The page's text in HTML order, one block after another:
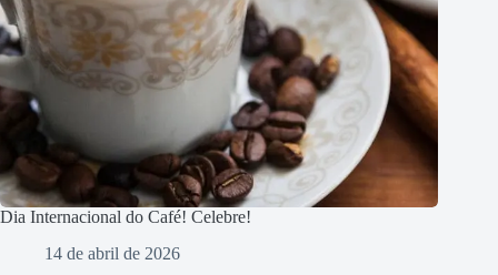
Dia Internacional do Café! Celebre!
14 de abril de 2026